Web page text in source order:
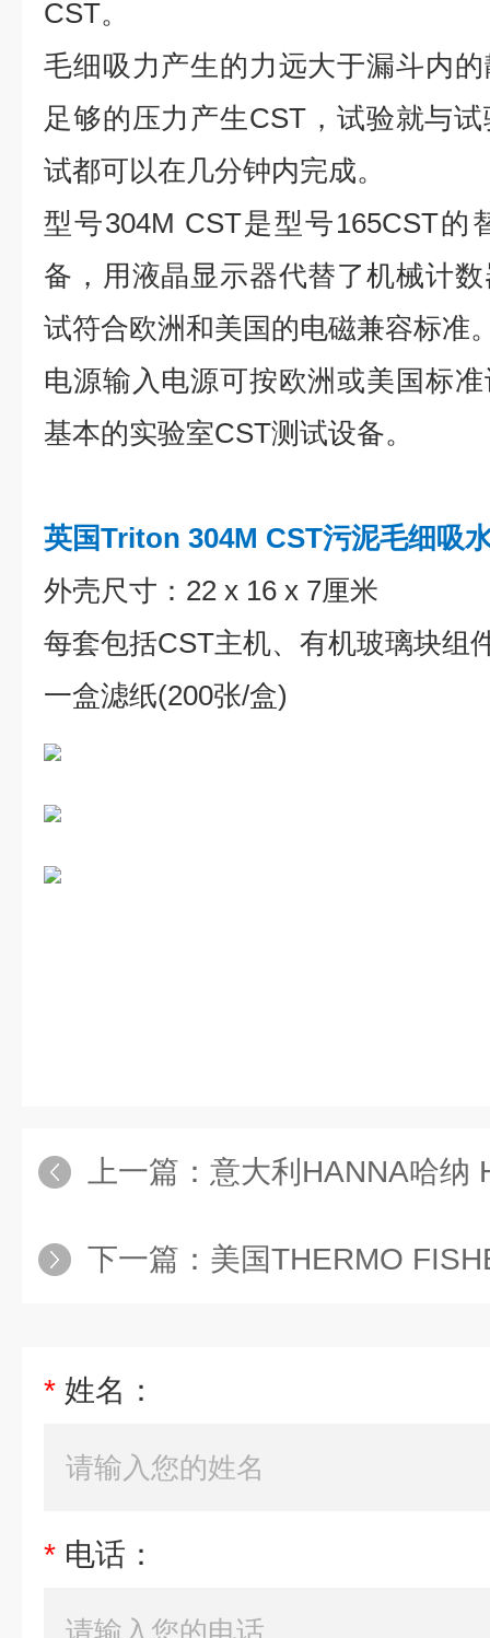
CST。
毛细吸力产生的力远大于漏斗内
足够的压力产生CST，试验就与
试都可以在几分钟内完成。
型号304M CST是型号165CST的
备，用液晶显示器代替了机械计
试符合欧洲和美国的电磁兼容标准
电源输入电源可按欧洲或美国标
基本的实验室CST测试设备。
英国Triton 304M CST污泥毛细吸
外壳尺寸：22 x 16 x 7厘米
每套包括CST主机、有机玻璃块组
一盒滤纸(200张/盒)
上一篇： 意大利HANNA哈纳
下一篇： 美国THERMO FISHER
* 姓名：
* 电话：